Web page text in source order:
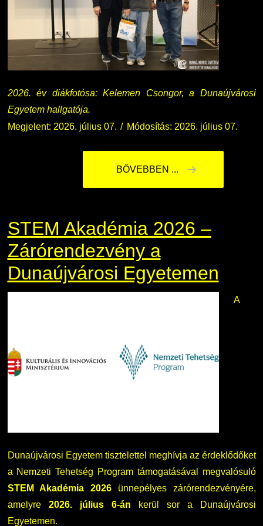
Nemzetközi Lehetőségek
Szolgáltatások
Fordítási Szolgáltatások
GY.I.K.
DUE Hallgatói laptop használati segédlet
Kerpely Antal Szakkollégium KASZK
Átjelentkezőknek
Kapcsolat
TDK/Tehetségnap
Online Studium
Képzési Életpályamodell
Atomerőművi Képzési Bázis
2026. év diákfotósa: Kelemen Csongor, a Dunaújvárosi
Egyetem hallgatója.
Megjelent: 2026. július 07.
Módosítás: 2026. július 07.
BŐVEBBEN ...
STEM Akadémia 2026 –
Zárórendezvény a
Dunaújvárosi Egyetemen
A
Dunaújvárosi Egyetem tisztelettel meghívja az érdeklődőket
a Nemzeti Tehetség Program támogatásával megvalósuló
STEM Akadémia 2026 ünnepélyes zárórendezvényére,
amelyre 2026. július 6-án kerül sor a Dunaújvárosi
Egyetemen.